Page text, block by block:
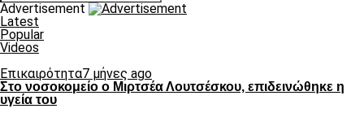
Advertisement
Latest
Popular
Videos
Επικαιρότητα7 μήνες ago
Στο νοσοκομείο ο Μιρτσέα Λουτσέσκου, επιδεινώθηκε η
υγεία του